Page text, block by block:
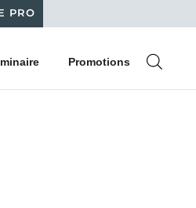
PRO
Promotions